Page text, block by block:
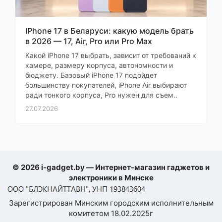
200Мп, f/2.6, 1/1.4",
100% Focus Pixels,
стабилизация, 3.7x
оптический зум, 100x
цифровой зум,
телеобъектив
Максимальное
разрешение видео
3840x2160 (120
кадров/с)
Беспроводная
Быстрая зарядка
HONOR SuperCharge
Поддержка карт
памяти
старый уже совсем
тормозил
Моя оценка —
Сейчас просто не
нарадуюсь! Главное,
что всё блестит и не
собирает отпечатки
пальцев — для меня это
важно, потому что дома
— не страшно, брызги
не страшны.
Фотографирую
продукты и готовые
блюда для блога —
IPhone 17 в Беларуси: какую модель брать
в 2026 — 17, Air, Pro или Pro Max
Какой iPhone 17 выбрать, зависит от требований к
камере, размеру корпуса, автономности и
бюджету. Базовый iPhone 17 подойдет
большинству покупателей, iPhone Air выбирают
ради тонкого корпуса, Pro нужен для съем..
27.07.2026
© 2026 i-gadget.by — Интернет-магазин гаджетов и
электроники в Минске
Зарегистрирован Минским городским исполнительным
комитетом 18.02.2025г